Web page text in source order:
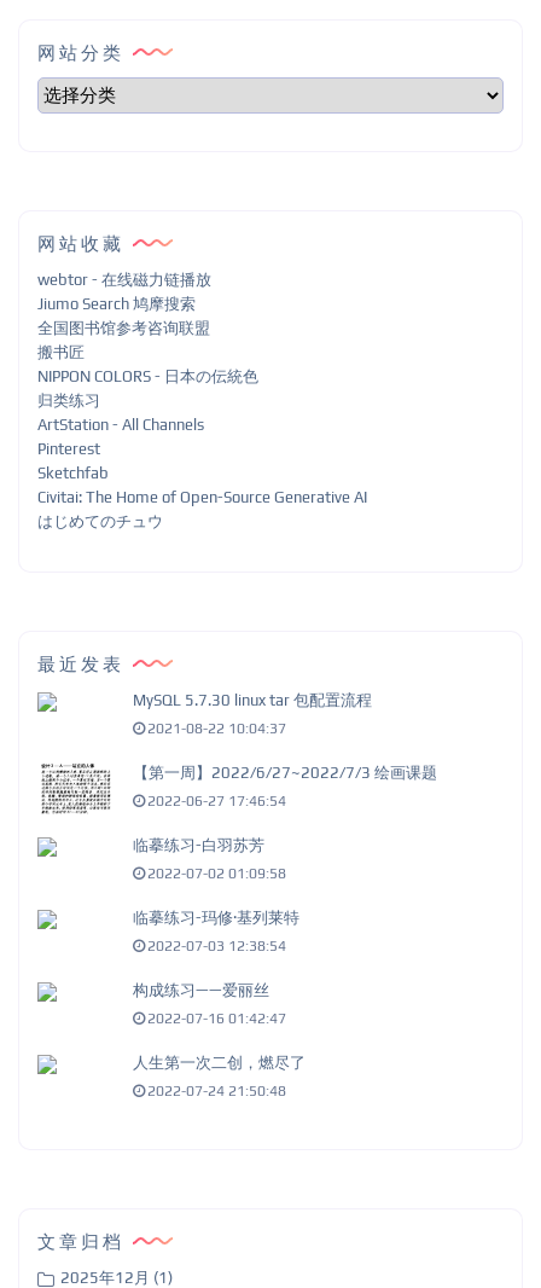
网站分类
网站收藏
webtor - 在线磁力链播放
Jiumo Search 鸠摩搜索
全国图书馆参考咨询联盟
搬书匠
NIPPON COLORS - 日本の伝統色
归类练习
ArtStation - All Channels
Pinterest
Sketchfab
Civitai: The Home of Open-Source Generative AI
はじめてのチュウ
最近发表
MySQL 5.7.30 linux tar 包配置流程
2021-08-22 10:04:37
【第一周】2022/6/27~2022/7/3 绘画课题
2022-06-27 17:46:54
临摹练习-白羽苏芳
2022-07-02 01:09:58
临摹练习-玛修·基列莱特
2022-07-03 12:38:54
构成练习——爱丽丝
2022-07-16 01:42:47
人生第一次二创，燃尽了
2022-07-24 21:50:48
文章归档
2025年12月 (1)